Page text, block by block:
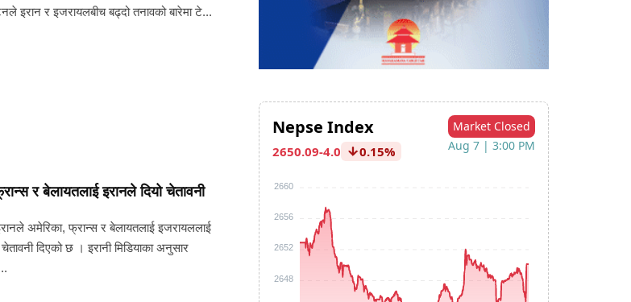
इरान र इजरायलबीच बढ्दो तनावको बारेमा टे...
र बेलायतलाई इरानले दियो चेतावनी
अमेरिका, फ्रान्स र बेलायतलाई इजरायललाई
दिएको छ । इरानी मिडियाका अनुसार